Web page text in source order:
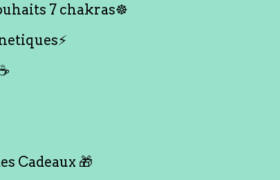
7 chakras☸️
Cadeaux 🎁